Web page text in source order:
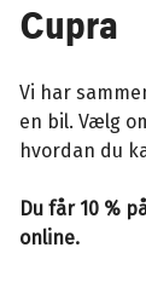
Cupra
Vi har
en bil. Vælg
hvordan du
Du får 10 %
online.